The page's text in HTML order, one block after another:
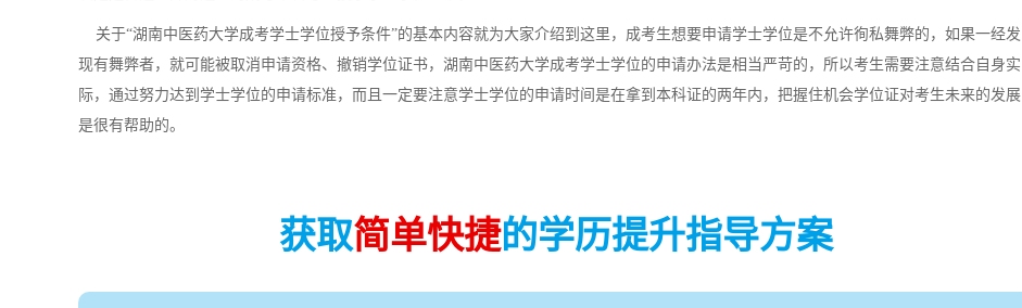
关于“湖南中医药大学成考学士学位授予条件”的基本内容就为大家介绍到这里，成考生想要申请学士学位是不允许徇私舞弊的，如果一经发
现有舞弊者，就可能被取消申请资格、撤销学位证书，湖南中医药大学成考学士学位的申请办法是相当严苛的，所以考生需要注意结合自身实
际，通过努力达到学士学位的申请标准，而且一定要注意学士学位的申请时间是在拿到本科证的两年内，把握住机会学位证对考生未来的发展
是很有帮助的。
获取简单快捷的学历提升指导方案